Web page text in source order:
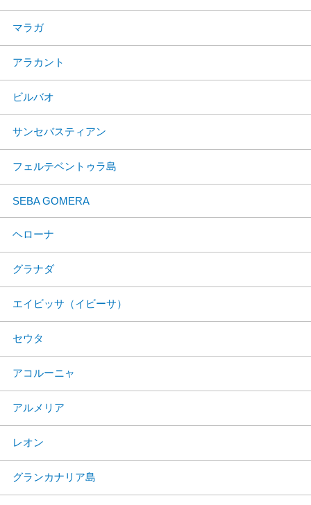
マラガ
アラカント
ビルバオ
サンセバスティアン
フェルテベントゥラ島
SEBA GOMERA
ヘローナ
グラナダ
エイビッサ（イビーサ）
セウタ
アコルーニャ
アルメリア
レオン
グランカナリア島